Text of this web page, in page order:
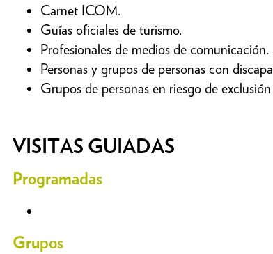
Carnet ICOM.
Guías oficiales de turismo.
Profesionales de medios de comunicación.
Personas y grupos de personas con
Grupos de personas en riesgo de
VISITAS GUIADAS
Programadas
Grupos